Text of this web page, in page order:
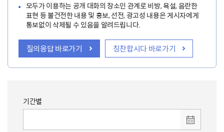
모두가 이용하는 공개 대화의 장소인 관계로 비방, 욕설, 음란한
표현 등 불건전한 내용 및 홍보, 선전, 광고성 내용은 게시자에게
통보없이 삭제될 수 있음을 알려드립니다.
질의응답 바로가기 칭찬합시다 바로가기
기간별